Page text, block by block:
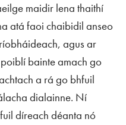
maidir lena thaithí
atá faoi chaibidil anseo
agus ar
bainte amach go
a rá go bhfuil
dialainne. Ní
díreach déanta nó